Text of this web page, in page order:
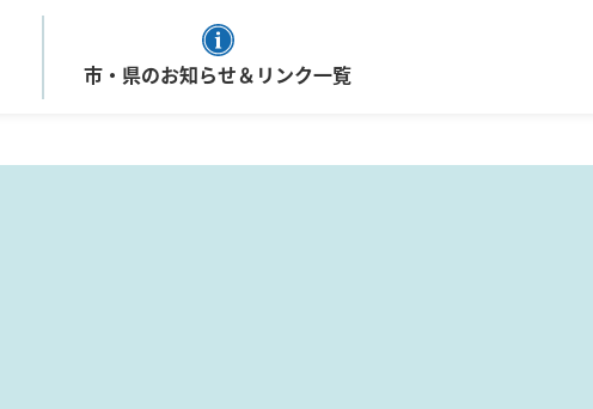
市・県のお知らせ＆リンク一覧